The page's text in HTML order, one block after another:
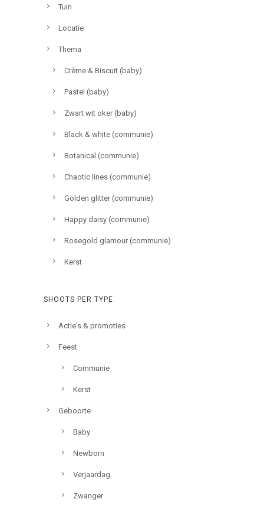
Tuin
Locatie
Thema
Crème & Biscuit (baby)
Pastel (baby)
Zwart wit oker (baby)
Black & white (communie)
Botanical (communie)
Chaotic lines (communie)
Golden glitter (communie)
Happy daisy (communie)
Rosegold glamour (communie)
Kerst
SHOOTS PER TYPE
Actie's & promoties
Feest
Communie
Kerst
Geboorte
Baby
Newborn
Verjaardag
Zwanger